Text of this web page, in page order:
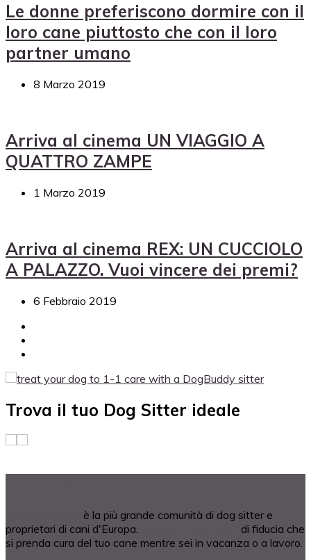
Le donne preferiscono dormire con il
loro cane piuttosto che con il loro
partner umano
8 Marzo 2019
Arriva al cinema UN VIAGGIO A
QUATTRO ZAMPE
1 Marzo 2019
Arriva al cinema REX: UN CUCCIOLO
A PALAZZO. Vuoi vincere dei premi?
6 Febbraio 2019
Trova il tuo Dog Sitter ideale
è la più grande comunità di dog sitter e
proprietari di cani d'Europa.
di fiducia che
si prenda cura del tuo cane mentre sei in vacanza o a lavoro.